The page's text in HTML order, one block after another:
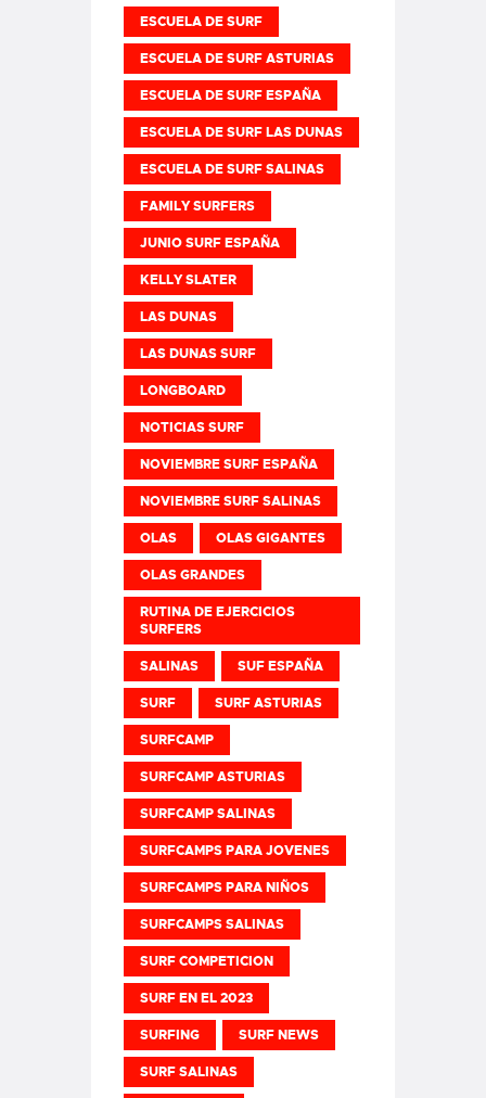
ESCUELA DE SURF
ESCUELA DE SURF ASTURIAS
ESCUELA DE SURF ESPAÑA
ESCUELA DE SURF LAS DUNAS
ESCUELA DE SURF SALINAS
FAMILY SURFERS
JUNIO SURF ESPAÑA
KELLY SLATER
LAS DUNAS
LAS DUNAS SURF
LONGBOARD
NOTICIAS SURF
NOVIEMBRE SURF ESPAÑA
NOVIEMBRE SURF SALINAS
OLAS OLAS GIGANTES
OLAS GRANDES
RUTINA DE EJERCICIOS
SURFERS
SALINAS SUF ESPAÑA
SURF SURF ASTURIAS
SURFCAMP
SURFCAMP ASTURIAS
SURFCAMP SALINAS
SURFCAMPS PARA JOVENES
SURFCAMPS PARA NIÑOS
SURFCAMPS SALINAS
SURF COMPETICION
SURF EN EL 2023
SURFING SURF NEWS
SURF SALINAS